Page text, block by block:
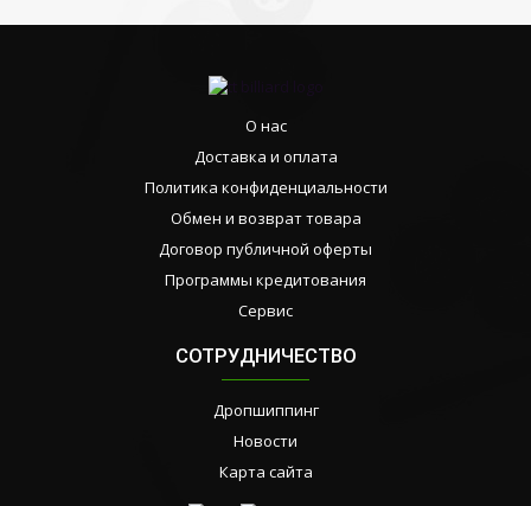
О нас
Доставка и оплата
Политика конфиденциальности
Обмен и возврат товара
Договор публичной оферты
Программы кредитования
Сервис
СОТРУДНИЧЕСТВО
Дропшиппинг
Новости
Карта сайта